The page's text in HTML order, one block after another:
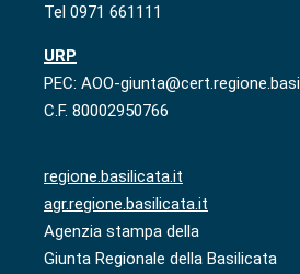
Tel 0971 661111
URP
PEC: AOO-
C.F. 80002950766
regione.basilicata.it
agr.regione.basilicata.it
Agenzia stampa della
Giunta Regionale della Basilicata